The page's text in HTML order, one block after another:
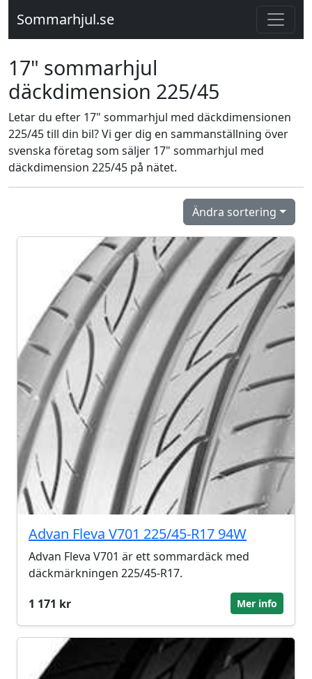
Sommarhjul.se
17" sommarhjul
däckdimension 225/45
Letar du efter 17" sommarhjul med däckdimensionen
225/45 till din bil? Vi ger dig en sammanställning över
svenska företag som säljer 17" sommarhjul med
däckdimension 225/45 på nätet.
Ändra sortering
Advan Fleva V701 225/45-R17 94W
Advan Fleva V701 är ett sommardäck med
däckmärkningen 225/45-R17.
1 171 kr
Mer info